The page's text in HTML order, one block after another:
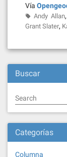
Vía
Andy Allan,
Grant Slater,
Buscar
Search
Categorías
Columna